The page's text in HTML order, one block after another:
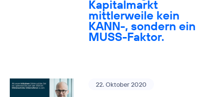
Kapitalmarkt
mittlerweile kein
KANN-, sondern ein
MUSS-Faktor.
22. Oktober 2020